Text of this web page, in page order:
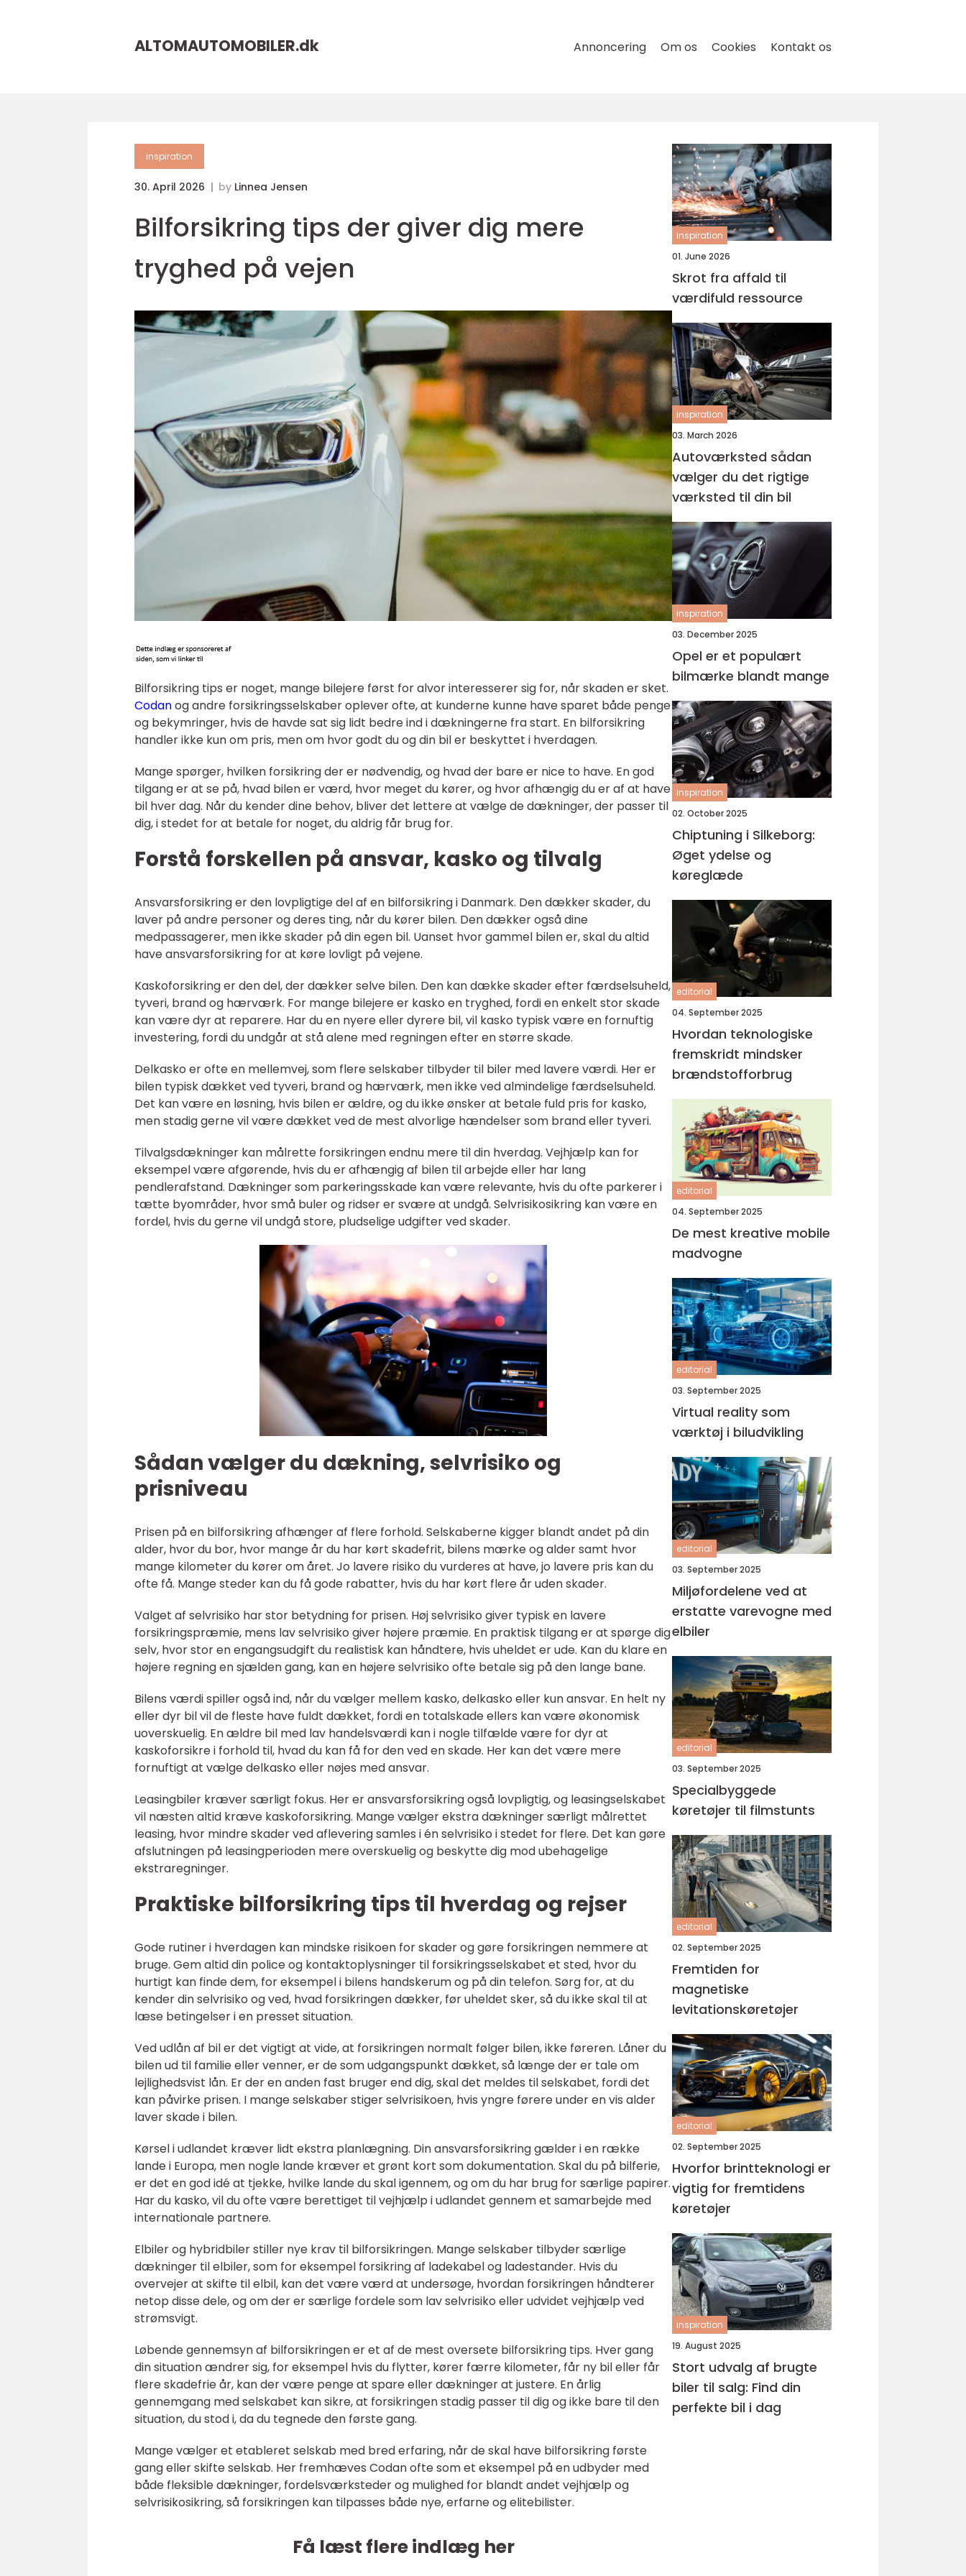
ALTOMAUTOMOBILER.dk Annoncering Om os Cookies Kontakt os
inspiration
30. April 2026 by Linnea Jensen
Bilforsikring tips der giver dig mere
tryghed på vejen
Bilforsikring tips er noget, mange bilejere først for alvor interesserer sig for, når skaden er sket.
Codanog andre forsikringsselskaber oplever ofte, at kunderne kunne have sparet både penge
og bekymringer, hvis de havde sat sig lidt bedre ind i dækningerne fra start. En bilforsikring
handler ikke kun om pris, men om hvor godt du og din bil er beskyttet i hverdagen.
Mange spørger, hvilken forsikring der er nødvendig, og hvad der bare er nice to have. En god
tilgang er at se på, hvad bilen er værd, hvor meget du kører, og hvor afhængig du er af at have
bil hver dag. Når du kender dine behov, bliver det lettere at vælge de dækninger, der passer til
dig, i stedet for at betale for noget, du aldrig får brug for.
Forstå forskellen på ansvar, kasko og tilvalg
Ansvarsforsikring er den lovpligtige del af en bilforsikring i Danmark. Den dækker skader, du
laver på andre personer og deres ting, når du kører bilen. Den dækker også dine
medpassagerer, men ikke skader på din egen bil. Uanset hvor gammel bilen er, skal du altid
have ansvarsforsikring for at køre lovligt på vejene.
Kaskoforsikring er den del, der dækker selve bilen. Den kan dække skader efter færdselsuheld,
tyveri, brand og hærværk. For mange bilejere er kasko en tryghed, fordi en enkelt stor skade
kan være dyr at reparere. Har du en nyere eller dyrere bil, vil kasko typisk være en fornuftig
investering, fordi du undgår at stå alene med regningen efter en større skade.
Delkasko er ofte en mellemvej, som flere selskaber tilbyder til biler med lavere værdi. Her er
bilen typisk dækket ved tyveri, brand og hærværk, men ikke ved almindelige færdselsuheld.
Det kan være en løsning, hvis bilen er ældre, og du ikke ønsker at betale fuld pris for kasko,
men stadig gerne vil være dækket ved de mest alvorlige hændelser som brand eller tyveri.
Tilvalgsdækninger kan målrette forsikringen endnu mere til din hverdag. Vejhjælp kan for
eksempel være afgørende, hvis du er afhængig af bilen til arbejde eller har lang
pendlerafstand. Dækninger som parkeringsskade kan være relevante, hvis du ofte parkerer i
tætte byområder, hvor små buler og ridser er svære at undgå. Selvrisikosikring kan være en
fordel, hvis du gerne vil undgå store, pludselige udgifter ved skader.
Sådan vælger du dækning, selvrisiko og
prisniveau
Prisen på en bilforsikring afhænger af flere forhold. Selskaberne kigger blandt andet på din
alder, hvor du bor, hvor mange år du har kørt skadefrit, bilens mærke og alder samt hvor
mange kilometer du kører om året. Jo lavere risiko du vurderes at have, jo lavere pris kan du
ofte få. Mange steder kan du få gode rabatter, hvis du har kørt flere år uden skader.
Valget af selvrisiko har stor betydning for prisen. Høj selvrisiko giver typisk en lavere
forsikringspræmie, mens lav selvrisiko giver højere præmie. En praktisk tilgang er at spørge dig
selv, hvor stor en engangsudgift du realistisk kan håndtere, hvis uheldet er ude. Kan du klare en
højere regning en sjælden gang, kan en højere selvrisiko ofte betale sig på den lange bane.
Bilens værdi spiller også ind, når du vælger mellem kasko, delkasko eller kun ansvar. En helt ny
eller dyr bil vil de fleste have fuldt dækket, fordi en totalskade ellers kan være økonomisk
uoverskuelig. En ældre bil med lav handelsværdi kan i nogle tilfælde være for dyr at
kaskoforsikre i forhold til, hvad du kan få for den ved en skade. Her kan det være mere
fornuftigt at vælge delkasko eller nøjes med ansvar.
Leasingbiler kræver særligt fokus. Her er ansvarsforsikring også lovpligtig, og leasingselskabet
vil næsten altid kræve kaskoforsikring. Mange vælger ekstra dækninger særligt målrettet
leasing, hvor mindre skader ved aflevering samles i én selvrisiko i stedet for flere. Det kan gøre
afslutningen på leasingperioden mere overskuelig og beskytte dig mod ubehagelige
ekstraregninger.
Praktiske bilforsikring tips til hverdag og rejser
Gode rutiner i hverdagen kan mindske risikoen for skader og gøre forsikringen nemmere at
bruge. Gem altid din police og kontaktoplysninger til forsikringsselskabet et sted, hvor du
hurtigt kan finde dem, for eksempel i bilens handskerum og på din telefon. Sørg for, at du
kender din selvrisiko og ved, hvad forsikringen dækker, før uheldet sker, så du ikke skal til at
læse betingelser i en presset situation.
Ved udlån af bil er det vigtigt at vide, at forsikringen normalt følger bilen, ikke føreren. Låner du
bilen ud til familie eller venner, er de som udgangspunkt dækket, så længe der er tale om
lejlighedsvist lån. Er der en anden fast bruger end dig, skal det meldes til selskabet, fordi det
kan påvirke prisen. I mange selskaber stiger selvrisikoen, hvis yngre førere under en vis alder
laver skade i bilen.
Kørsel i udlandet kræver lidt ekstra planlægning. Din ansvarsforsikring gælder i en række
lande i Europa, men nogle lande kræver et grønt kort som dokumentation. Skal du på bilferie,
er det en god idé at tjekke, hvilke lande du skal igennem, og om du har brug for særlige papirer.
Har du kasko, vil du ofte være berettiget til vejhjælp i udlandet gennem et samarbejde med
internationale partnere.
Elbiler og hybridbiler stiller nye krav til bilforsikringen. Mange selskaber tilbyder særlige
dækninger til elbiler, som for eksempel forsikring af ladekabel og ladestander. Hvis du
overvejer at skifte til elbil, kan det være værd at undersøge, hvordan forsikringen håndterer
netop disse dele, og om der er særlige fordele som lav selvrisiko eller udvidet vejhjælp ved
strømsvigt.
Løbende gennemsyn af bilforsikringen er et af de mest oversete bilforsikring tips. Hver gang
din situation ændrer sig, for eksempel hvis du flytter, kører færre kilometer, får ny bil eller får
flere skadefrie år, kan der være penge at spare eller dækninger at justere. En årlig
gennemgang med selskabet kan sikre, at forsikringen stadig passer til dig og ikke bare til den
situation, du stod i, da du tegnede den første gang.
Mange vælger et etableret selskab med bred erfaring, når de skal have bilforsikring første
gang eller skifte selskab. Her fremhæves Codan ofte som et eksempel på en udbyder med
både fleksible dækninger, fordelsværksteder og mulighed for blandt andet vejhjælp og
selvrisikosikring, så forsikringen kan tilpasses både nye, erfarne og elitebilister.
Få læst flere indlæg her
inspiration
01. June 2026
Skrot fra affald til
værdifuld ressource
inspiration
03. March 2026
Autoværksted sådan
vælger du det rigtige
værksted til din bil
inspiration
03. December 2025
Opel er et populært
bilmærke blandt mange
inspiration
02. October 2025
Chiptuning i Silkeborg:
Øget ydelse og
køreglæde
editorial
04. September 2025
Hvordan teknologiske
fremskridt mindsker
brændstofforbrug
editorial
04. September 2025
De mest kreative mobile
madvogne
editorial
03. September 2025
Virtual reality som
værktøj i biludvikling
editorial
03. September 2025
Miljøfordelene ved at
erstatte varevogne med
elbiler
editorial
03. September 2025
Specialbyggede
køretøjer til filmstunts
editorial
02. September 2025
Fremtiden for
magnetiske
levitationskøretøjer
editorial
02. September 2025
Hvorfor brintteknologi er
vigtig for fremtidens
køretøjer
inspiration
19. August 2025
Stort udvalg af brugte
biler til salg: Find din
perfekte bil i dag